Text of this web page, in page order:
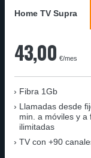
Home TV Supra
43,00 €/mes
Fibra 1Gb
Llamadas desde
min. a móviles y a
ilimitadas
TV con +90